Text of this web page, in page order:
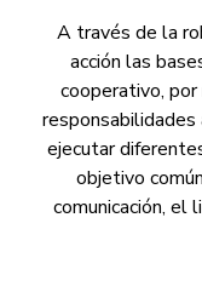
A través de la
acción las
cooperativo,
responsabilidades
ejecutar
objetivo
comunicación, el